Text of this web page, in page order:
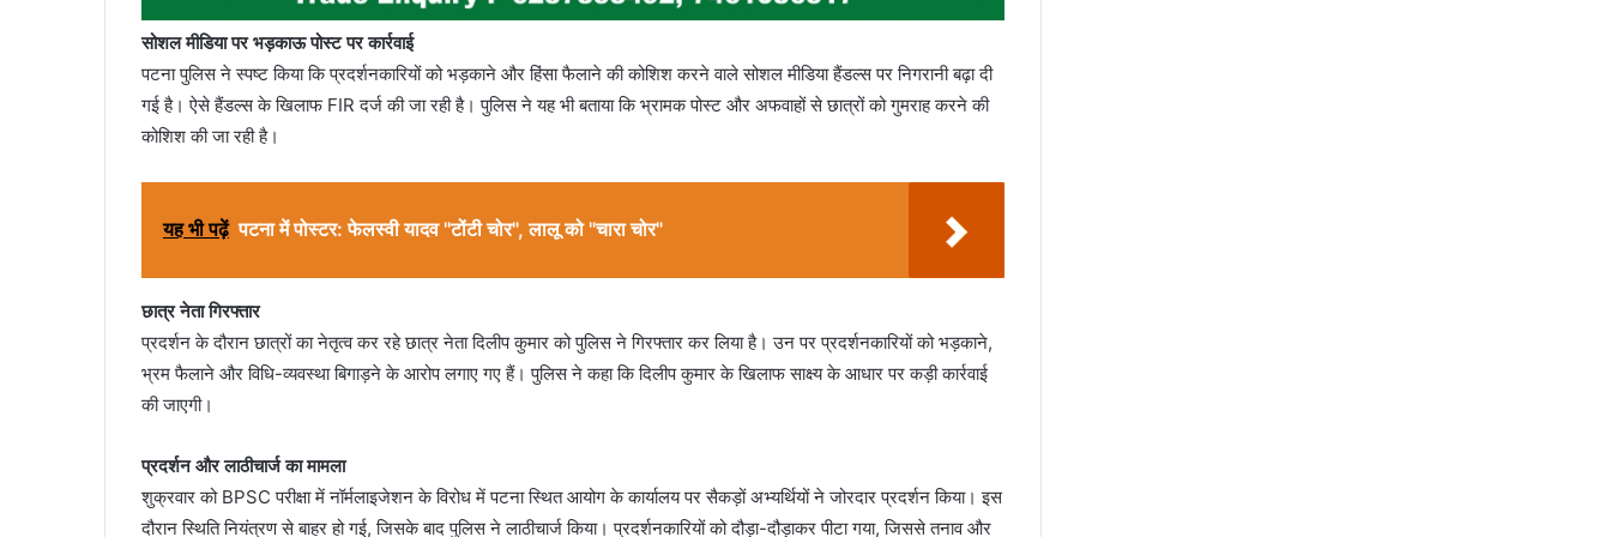
सोशल मीडिया पर भड़काऊ पोस्ट पर कार्रवाई
पटना पुलिस ने स्पष्ट किया कि प्रदर्शनकारियों को भड़काने और हिंसा फैलाने की कोशिश करने वाले सोशल मीडिया हैंडल्स पर निगरानी बढ़ा दी
गई है। ऐसे हैंडल्स के खिलाफ FIR दर्ज की जा रही है। पुलिस ने यह भी बताया कि भ्रामक पोस्ट और अफवाहों से छात्रों को गुमराह करने की
कोशिश की जा रही है।
यह भी पढ़ें पटना में पोस्टर: फेलस्वी यादव "टोंटी चोर", लालू को "चारा चोर"
छात्र नेता गिरफ्तार
प्रदर्शन के दौरान छात्रों का नेतृत्व कर रहे छात्र नेता दिलीप कुमार को पुलिस ने गिरफ्तार कर लिया है। उन पर प्रदर्शनकारियों को भड़काने,
भ्रम फैलाने और विधि-व्यवस्था बिगाड़ने के आरोप लगाए गए हैं। पुलिस ने कहा कि दिलीप कुमार के खिलाफ साक्ष्य के आधार पर कड़ी कार्रवाई
की जाएगी।
प्रदर्शन और लाठीचार्ज का मामला
शुक्रवार को BPSC परीक्षा में नॉर्मलाइजेशन के विरोध में पटना स्थित आयोग के कार्यालय पर सैकड़ों अभ्यर्थियों ने जोरदार प्रदर्शन किया। इस
दौरान स्थिति नियंत्रण से बाहर हो गई, जिसके बाद पुलिस ने लाठीचार्ज किया। प्रदर्शनकारियों को दौड़ा-दौड़ाकर पीटा गया, जिससे तनाव और